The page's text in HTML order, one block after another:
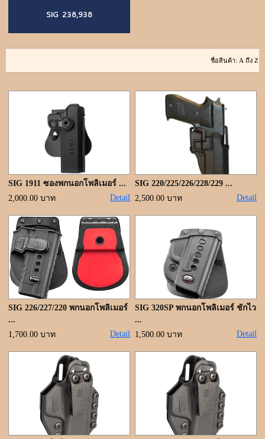
ขั้นตอนการสั่งซื้อ
ค้นหาสินค้า
ติดต่อเรา
SIG 238,938
SIG 1911 ซองพกนอกโพลิเมอร์ ...
2,000.00 บาท
Detail
SIG 220/225/226/228/229 ...
2,500.00 บาท
Detail
SIG 226/227/220 พกนอกโพลิเมอร์
...
1,700.00 บาท
Detail
SIG 320SP พกนอกโพลิเมอร์ ชักไว
...
1,500.00 บาท
Detail